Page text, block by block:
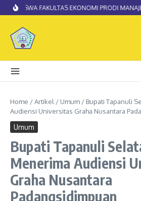
Lewati ke kontenFAKULTAS EKONOMI PRODI
Home /Artikel / Umum / Bupati Tapanuli
Audiensi Universitas Graha Nusantara
Umum
Bupati Tapanuli
Menerima Audiensi
Graha Nusantara
Padangsidimpuan